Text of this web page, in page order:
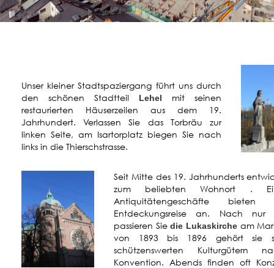
Unser kleiner Stadtspaziergang führt uns durch
den schönen Stadtteil Lehel mit seinen
restaurierten Häuserzeilen aus dem 19.
Jahrhundert. Verlassen Sie das Torbräu zur
linken Seite, am Isartorplatz biegen Sie nach
links in die Thierschstrasse.
Seit Mitte des 19. Jahrhunderts
zum beliebten Wohnort .
Antiquitätengeschäfte
Entdeckungsreise an. Nach nur
passieren Siedie Lukaskirche am
von 1893 bis 1896 gehört sie
schützenswerten Kulturgütern
Konvention. Abends finden oft